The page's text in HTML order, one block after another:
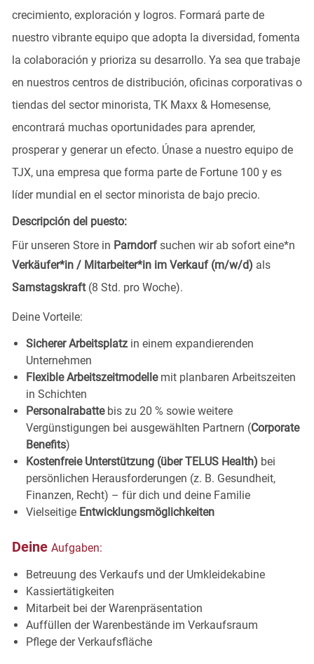
crecimiento, exploración y logros. Formará parte de
nuestro vibrante equipo que adopta la diversidad, fomenta
la colaboración y prioriza su desarrollo. Ya sea que trabaje
en nuestros centros de distribución, oficinas corporativas o
tiendas del sector minorista, TK Maxx & Homesense,
encontrará muchas oportunidades para aprender,
prosperar y generar un efecto. Únase a nuestro equipo de
TJX, una empresa que forma parte de Fortune 100 y es
líder mundial en el sector minorista de bajo precio.
Descripción del puesto:
Für unseren Store in Parndorfsuchen wir ab sofort eine*n
Verkäufer*in / Mitarbeiter*in im Verkauf (m/w/d) als
Samstagskraft(8 Std. pro Woche).
Deine Vorteile:
Sicherer Arbeitsplatz in einem expandierenden
Unternehmen
Flexible Arbeitszeitmodelle mit planbaren Arbeitszeiten
in Schichten
Personalrabatte bis zu 20 % sowie weitere
Vergünstigungen bei ausgewählten Partnern (Corporate
Benefits)
Kostenfreie Unterstützung (über TELUS Health) bei
persönlichen Herausforderungen (z. B. Gesundheit,
Finanzen, Recht) – für dich und deine Familie
Vielseitige Entwicklungsmöglichkeiten
Deine Aufgaben:
Betreuung des Verkaufs und der Umkleidekabine
Kassiertätigkeiten
Mitarbeit bei derWarenpräsentation
Auffüllen der Warenbestände im Verkaufsraum
Pflege derVerkaufsfläche